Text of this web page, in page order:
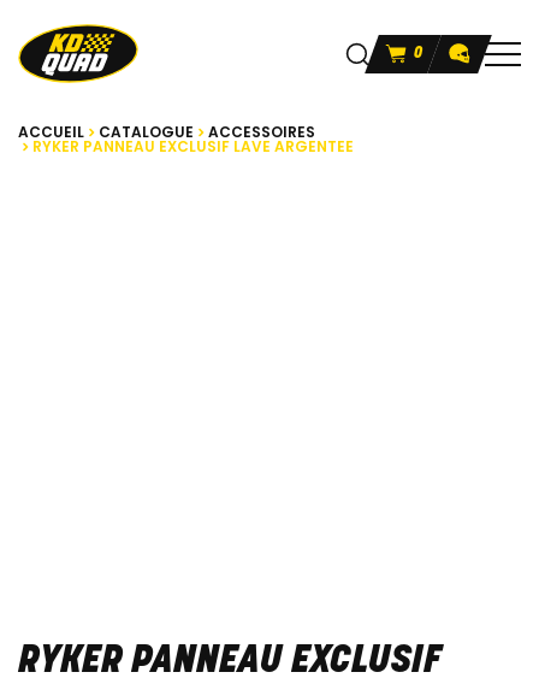
0
ACCUEIL CATALOGUE ACCESSOIRES
RYKER PANNEAU EXCLUSIF LAVE ARGENTEE
RYKER PANNEAU EXCLUSIF